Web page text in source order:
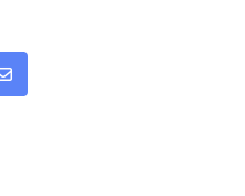
Share